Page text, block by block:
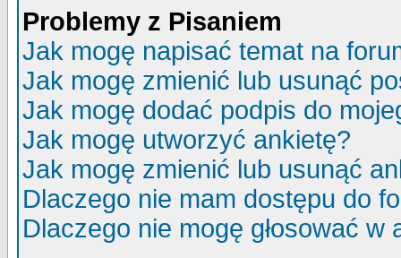
Problemy z Pisaniem
Jak mogę napisać temat na
Jak mogę zmienić lub usunąć
Jak mogę dodać podpis do
Jak mogę utworzyć ankietę?
Jak mogę zmienić lub usunąć
Dlaczego nie mam dostępu do
Dlaczego nie mogę głosować w